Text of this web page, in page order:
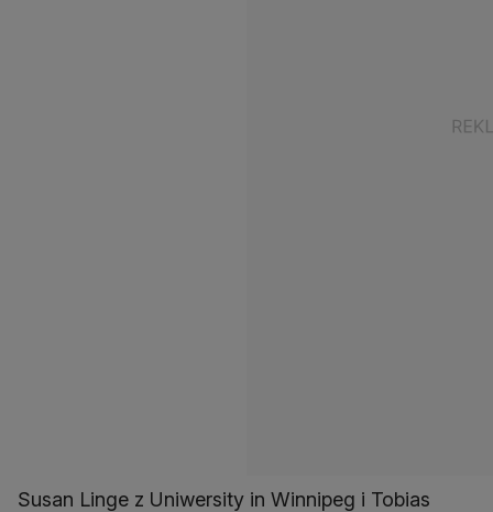
Susan Linge z Uniwersity in Winnipeg i Tobias